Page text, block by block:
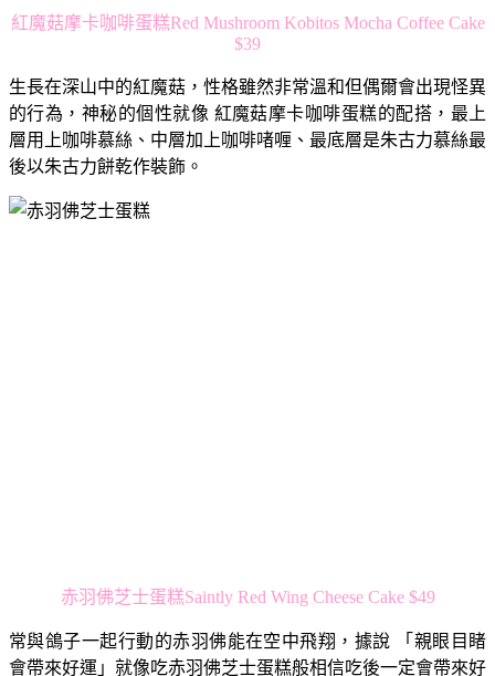
紅魔菇摩卡咖啡蛋糕Red Mushroom Kobitos Mocha Coffee Cake
$39
生長在深山中的紅魔菇，性格雖然非常溫和但偶爾會出現怪異
的行為，神秘的個性就像 紅魔菇摩卡咖啡蛋糕的配搭，最上
層用上咖啡慕絲、中層加上咖啡啫喱、最底層是朱古力慕絲最
後以朱古力餅乾作裝飾。
赤羽佛芝士蛋糕Saintly Red Wing Cheese Cake $49
常與鴿子一起行動的赤羽佛能在空中飛翔，據說 「親眼目睹
會帶來好運」就像吃赤羽佛芝士蛋糕般相信吃後一定會帶來好